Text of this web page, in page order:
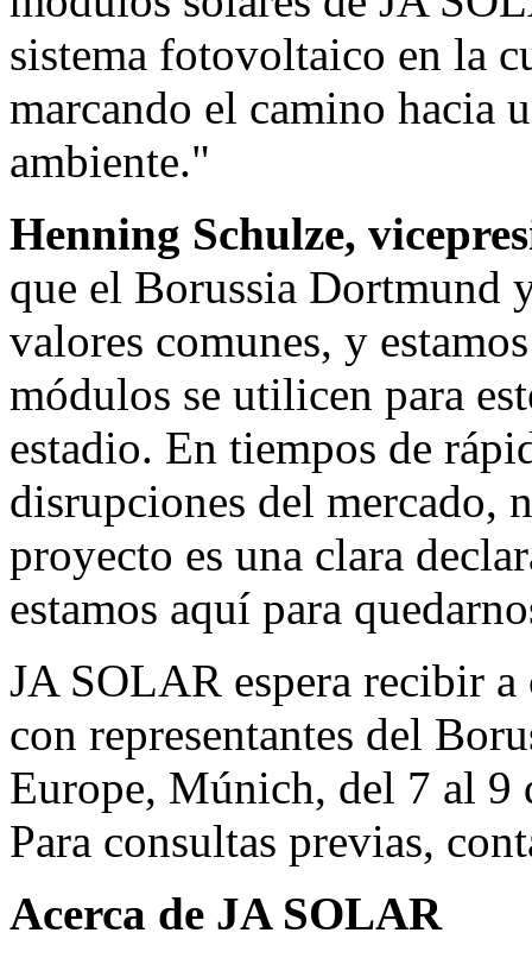
sistema fotovoltaico en la
marcando el camino hacia
ambiente."
Henning Schulze,
que el Borussia Dortmund
valores comunes, y
módulos se utilicen para
estadio. En tiempos de
disrupciones del mercado,
proyecto es una clara
estamos aquí para
JA SOLAR espera recibir
con representantes del
Europe, Múnich, del 7 al 9
Para consultas previas,
Acerca de JA SOLAR